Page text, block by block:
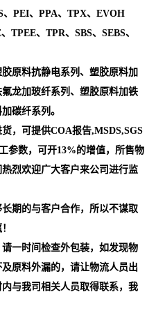
、PEI、PPA、TPX、EVOH
TPEE、TPR、SBS、SEBS、
原料抗静电系列、塑胶原料加
龙加玻纤系列、塑胶原料加铁
碳纤系列。
，可提供COA报告,MSDS,SGS
参数，可开13%的增值，所售物
烈欢迎广大客户来公司进行监
期的与客户合作，所以不谋取
一时间检查外包装，如发现物
原料外漏的，请让物流人员出
与我司相关人员取得联系，我